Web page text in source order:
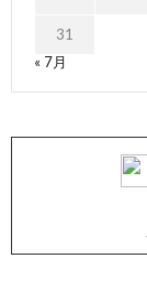
31
« 7月